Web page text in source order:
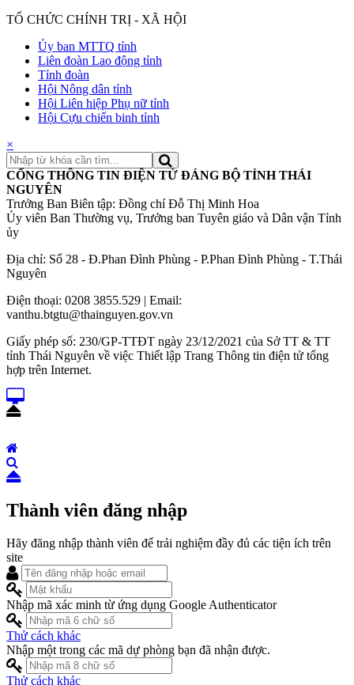
TỔ CHỨC CHÍNH TRỊ - XÃ HỘI
Ủy ban MTTQ tỉnh
Liên đoàn Lao động tỉnh
Tỉnh đoàn
Hội Nông dân tỉnh
Hội Liên hiệp Phụ nữ tỉnh
Hội Cựu chiến binh tỉnh
×
CỔNG THÔNG TIN ĐIỆN TỬ ĐẢNG BỘ TỈNH THÁI
NGUYÊN
Trưởng Ban Biên tập: Đồng chí Đỗ Thị Minh Hoa
Ủy viên Ban Thường vụ, Trưởng ban Tuyên giáo và Dân vận Tỉnh
ủy
Địa chỉ: Số 28 - Đ.Phan Đình Phùng - P.Phan Đình Phùng - T.Thái
Nguyên
Điện thoại: 0208 3855.529 | Email:
vanthu.btgtu@thainguyen.gov.vn
Giấy phép số: 230/GP-TTĐT ngày 23/12/2021 của Sở TT & TT
tỉnh Thái Nguyên về việc Thiết lập Trang Thông tin điện tử tổng
hợp trên Internet.
Thành viên đăng nhập
Hãy đăng nhập thành viên để trải nghiệm đầy đủ các tiện ích trên
site
Nhập mã xác minh từ ứng dụng Google Authenticator
Thử cách khác
Nhập một trong các mã dự phòng bạn đã nhận được.
Thử cách khác